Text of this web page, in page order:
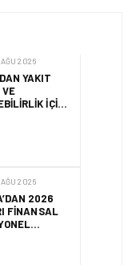
FINANSAL
PAZAR PAYI
NASIL